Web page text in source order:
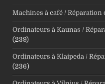
Machines à café / Réparation
Ordinateurs à Kaunas /
(239)
Ordinateurs à Klaipeda /
(236)